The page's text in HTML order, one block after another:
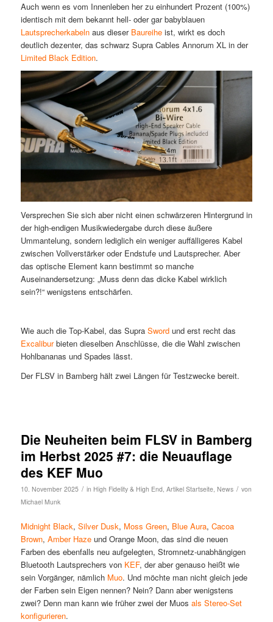
Auch wenn es vom Innenleben her zu einhundert Prozent (100%)
identisch mit dem bekannt hell- oder gar babyblauen
Lautsprecherkabelnaus dieser Baureiheist, wirkt es doch
deutlich dezenter, das schwarz Supra Cables Annorum XL in der
Limited Black Edition.
Versprechen Sie sich aber nicht einen schwärzeren Hintergrund in
der high-endigen Musikwiedergabe durch diese äußere
Ummantelung, sondern lediglich ein weniger auffälligeres Kabel
zwischen Vollverstärker oder Endstufe und Lautsprecher. Aber
das optische Element kann bestimmt so manche
Auseinandersetzung: „Muss denn das dicke Kabel wirklich
sein?!“ wenigstens entschärfen.
Wie auch die Top-Kabel, das Supra Swordund erst recht das
Excaliburbieten dieselben Anschlüsse, die die Wahl zwischen
Hohlbananas und Spades lässt.
Der FLSV in Bamberg hält zwei Längen für Testzwecke bereit.
Die Neuheiten beim FLSV in Bamberg
im Herbst 2025 #7: die Neuauflage
des KEF Muo
10. November 2025 / in High Fidelity & High End, Artikel Startseite, News / von
Michael Munk
Midnight Black, Silver Dusk, Moss Green, Blue Aura, Cacoa
Brown, Amber Hazeund Orange Moon, das sind die neuen
Farben des ebenfalls neu aufgelegten, Stromnetz-unabhängigen
Bluetooth Lautsprechers von KEF, der aber genauso heißt wie
sein Vorgänger, nämlich Muo. Und möchte man nicht gleich jede
der Farben sein Eigen nennen? Nein? Dann aber wenigstens
zwei? Denn man kann wie früher zwei der Muos als Stereo-Set
konfigurieren.